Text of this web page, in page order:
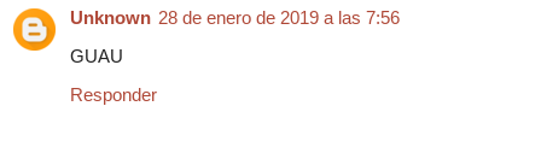
Unknown 28 de enero de 2019 a las 7:56
GUAU
Responder